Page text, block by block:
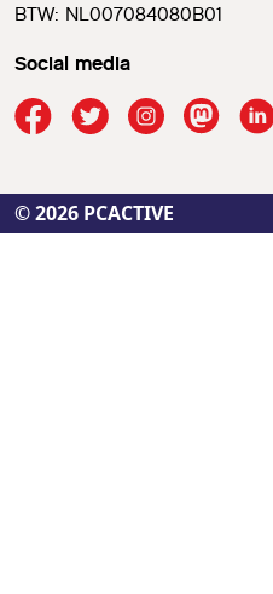
BTW: NL007084080B01
Social media
© 2026 PCACTIVE